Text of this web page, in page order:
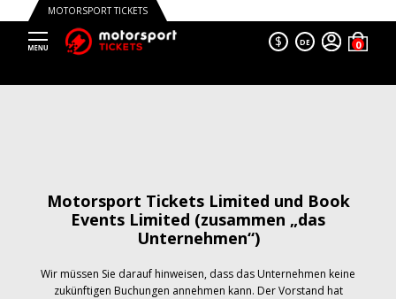
MOTORSPORT TICKETS
$ DE
Motorsport Tickets Limited und Book
Events Limited (zusammen „das
Unternehmen“)
Wir müssen Sie darauf hinweisen, dass das Unternehmen keine
zukünftigen Buchungen annehmen kann. Der Vorstand hat